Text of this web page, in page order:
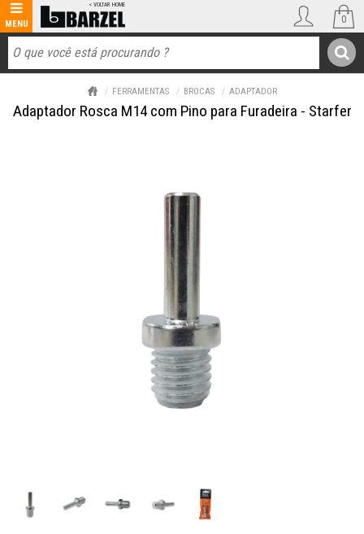
0
FERRAMENTAS BROCAS ADAPTADOR
Adaptador Rosca M14 com Pino para Furadeira - Starfer